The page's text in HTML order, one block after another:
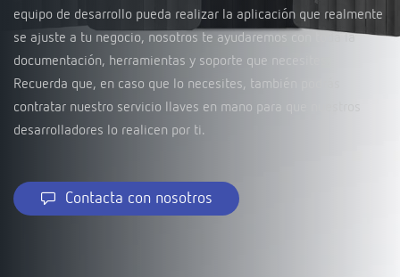
equipo de desarrollo pueda realizar la aplicación que realmente
se ajuste a tu negocio, nosotros te ayudaremos con toda la
documentación, herramientas y soporte que necesites.
Recuerda que, en caso que lo necesites, también podrás
contratar nuestro servicio llaves en mano para que nuestros
desarrolladores lo realicen por ti.
Contacta con nosotros